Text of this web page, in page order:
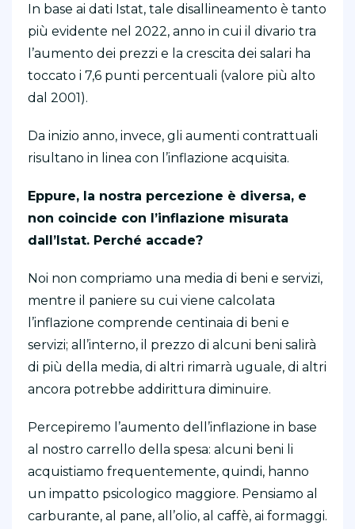
In base ai dati Istat, tale disallineamento è tanto
più evidente nel 2022, anno in cui il divario tra
l’aumento dei prezzi e la crescita dei salari ha
toccato i 7,6 punti percentuali (valore più alto
dal 2001).
Da inizio anno, invece, gli aumenti contrattuali
risultano in linea con l’inflazione acquisita.
Eppure, la nostra percezione è diversa, e
non coincide con l’inflazione misurata
dall’Istat. Perché accade?
Noi non compriamo una media di beni e servizi,
mentre il paniere su cui viene calcolata
l’inflazione comprende centinaia di beni e
servizi; all’interno, il prezzo di alcuni beni salirà
di più della media, di altri rimarrà uguale, di altri
ancora potrebbe addirittura diminuire.
Percepiremo l’aumento dell’inflazione in base
al nostro carrello della spesa: alcuni beni li
acquistiamo frequentemente, quindi, hanno
un impatto psicologico maggiore. Pensiamo al
carburante, al pane, all’olio, al caffè, ai formaggi.